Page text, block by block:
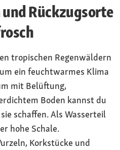
Rückzugsorte
tropischen Regenwäldern
ein feuchtwarmes Klima
mit Belüftung,
Boden kannst du
schaffen. Als Wasserteil
hohe Schale.
Korkstücke und